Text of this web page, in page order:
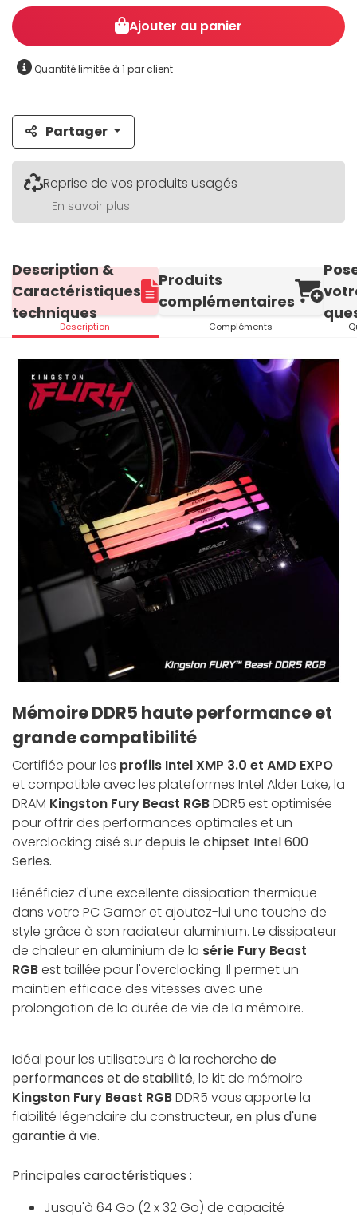
Ajouter au panier
Quantité limitée à 1 par client
Partager
Reprise de vos produits usagés
En savoir plus
Description &
Caractéristiques
techniques
Description
Produits
complémentaires
Compléments
Mémoire DDR5 haute performance et
grande compatibilité
Certifiée pour les profils Intel XMP 3.0 et AMD EXPO
et compatible avec les plateformes Intel Alder Lake, la
DRAM Kingston Fury Beast RGBDDR5 est optimisée
pour offrir des performances optimales et un
overclocking aisé surdepuis le chipset Intel 600
Series.
Bénéficiez d'une excellente dissipation thermique
dans votre PC Gamer et ajoutez-lui une touche de
style grâce à son radiateur aluminium. Le dissipateur
de chaleur en aluminium de la série Fury Beast
RGBest taillée pour l'overclocking. Il permet un
maintien efficace des vitesses avec une
prolongation de la durée de vie de la mémoire.
Idéal pour les utilisateurs à la recherche de
performances et de stabilité, le kit de mémoire
Kingston Fury Beast RGBDDR5 vous apporte la
fiabilité légendaire du constructeur, en plus d'une
garantie à vie.
Principales caractéristiques :
Jusqu'à 64 Go (2 x 32 Go) de capacité